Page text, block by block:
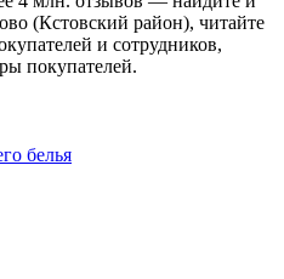
(Кстовский район), читайте
и сотрудников,
покупателей.
белья